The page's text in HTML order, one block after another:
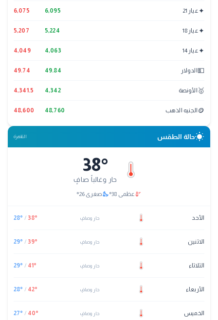
✦عيار 21 6,095
6,075
✦عيار 18 5,224
5,207
✦عيار 14 4,063
4,049
💵 الدولار 49.84
49.74
🥇 الأونصة 4,342
4,341.5
🪙 الجنيه الذهب 48,760
48,600
wb_sunnyحالة الطقس القاهرة
38°
حار وغالباً صافٍ
thermostatعظمى 38
°
nights_stayصغرى 26
°
الأحد حار وصافٍ 38°
/
28°
الاثنين حار وصافٍ 39°
/
29°
الثلاثاء حار وصافٍ 41°
/
29°
الأربعاء حار وصافٍ 42°
/
28°
الخميس حار وصافٍ 40°
/
27°